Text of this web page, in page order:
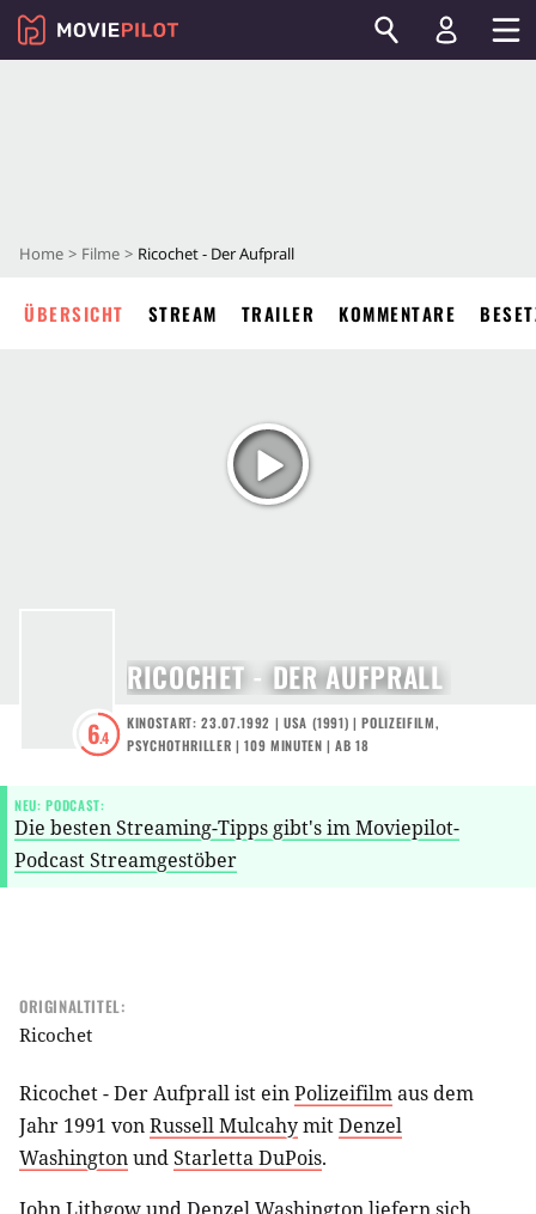
Home Filme Ricochet - Der Aufprall
ÜBERSICHT STREAM TRAILER KOMMENTARE
6.4
RICOCHET - DER AUFPRALL
KINOSTART: 23.07.1992 | USA (1991) |POLIZEIFILM,
PSYCHOTHRILLER | 109 MINUTEN |AB 18
NEU: PODCAST:
Die besten Streaming-Tipps gibt's im Moviepilot-
Podcast Streamgestöber
ORIGINALTITEL:
Ricochet
Ricochet - Der Aufprall ist einPolizeifilmaus dem
Jahr 1991 vonRussell MulcahymitDenzel
WashingtonundStarletta DuPois.
John Lithgow und Denzel Washington liefern sich